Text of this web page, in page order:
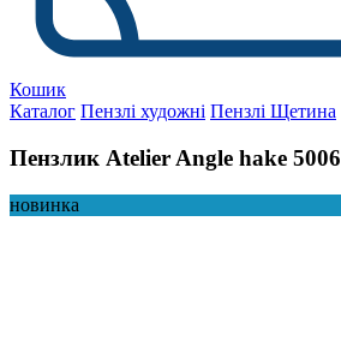
Кошик
Каталог Пензлі художні Пензлі Щетина
Пензлик Atelier Angle hake 5006
новинка